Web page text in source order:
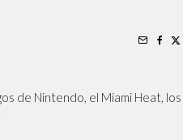
de Nintendo, el Miami Heat, los